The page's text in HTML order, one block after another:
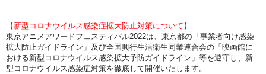
【新型コロナウイルス感染症拡大防止対策について】
東京アニメアワードフェスティバル2022は、東京都の「事業者向け感染
拡大防止ガイドライン」及び全国興行生活衛生同業連合会の「映画館に
おける新型コロナウイルス感染拡大予防ガイドライン」等を遵守し、新
型コロナウイルス感染症対策を徹底して開催いたします。